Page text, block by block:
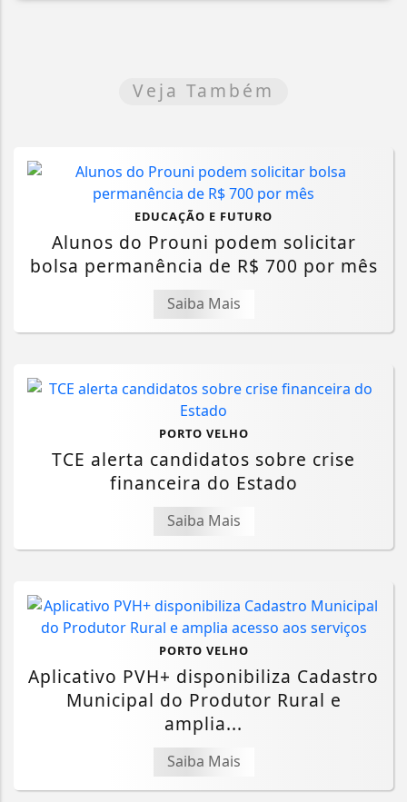
Veja Também
EDUCAÇÃO E FUTURO
Alunos do Prouni podem solicitar
bolsa permanência de R$ 700 por mês
Saiba Mais
PORTO VELHO
TCE alerta candidatos sobre crise
financeira do Estado
Saiba Mais
PORTO VELHO
Aplicativo PVH+ disponibiliza Cadastro
Municipal do Produtor Rural e
amplia...
Saiba Mais